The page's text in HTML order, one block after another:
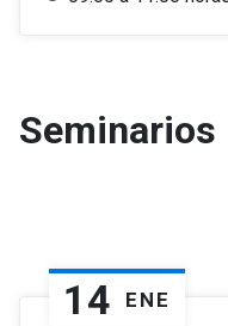
Seminarios
14 ENE